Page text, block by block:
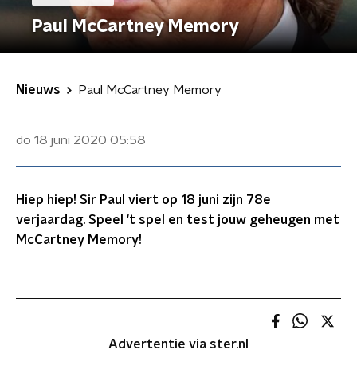
Paul McCartney Memory
Nieuws Paul McCartney Memory
do 18 juni 2020 05:58
Hiep hiep! Sir Paul viert op 18 juni zijn 78e
verjaardag. Speel 't spel en test jouw geheugen met
McCartney Memory!
Advertentie via ster.nl